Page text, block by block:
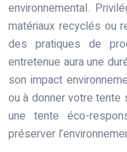
environnemental.
matériaux recyclés ou
des pratiques de
entretenue aura une
son impact
ou à donner votre tente
une tente éco-
préserver